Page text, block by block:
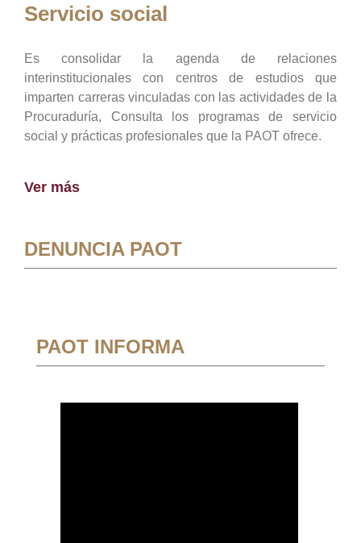
Servicio social
Es consolidar la agenda de relaciones
interinstitucionales con centros de estudios que
imparten carreras vinculadas con las actividades de la
Procuraduría, Consulta los programas de servicio
social y prácticas profesionales que la PAOT ofrece.
Ver más
DENUNCIA PAOT
PAOT INFORMA